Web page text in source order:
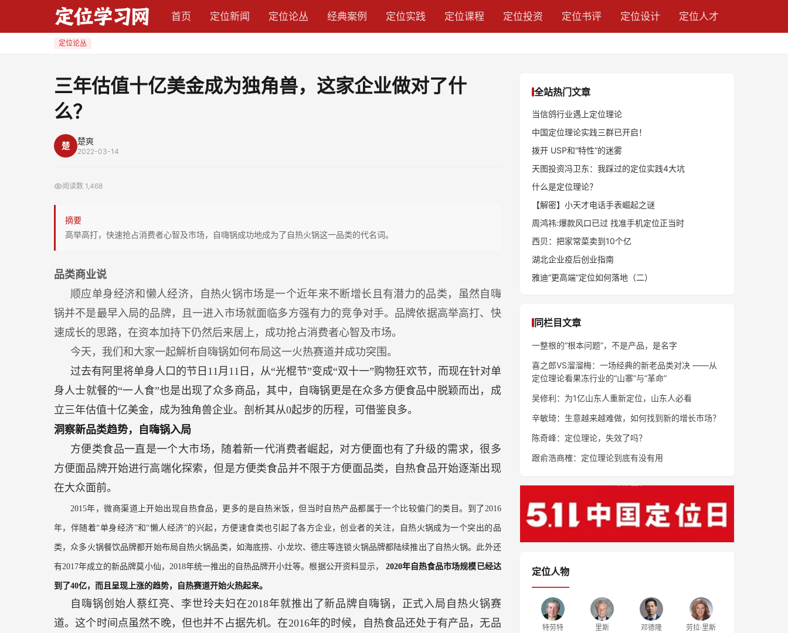
首页 定位新闻 定位论丛 经典案例 定位实践 定位课程 定位投资 定位书评 定位设计 定位人才
定位论丛
三年估值十亿美金成为独角兽，这家企业做对了什
么？
楚 楚爽
2022-03-14
阅读数 1,468
摘要
高举高打，快速抢占消费者心智及市场，自嗨锅成功地成为了自热火锅这一品类的代名词。
品类商业说
顺应单身经济和懒人经济，自热火锅市场是一个近年来不断增长且有潜力的品类，虽然自嗨
锅并不是最早入局的品牌，且一进入市场就面临多方强有力的竞争对手。品牌依据高举高打、快
速成长的思路，在资本加持下仍然后来居上，成功抢占消费者心智及市场。
今天，我们和大家一起解析自嗨锅如何布局这一火热赛道并成功突围。
过去有阿里将单身人口的节日11月11日，从“光棍节”变成“双十一”购物狂欢节，而现在针对单
身人士就餐的“一人食”也是出现了众多商品，其中，自嗨锅更是在众多方便食品中脱颖而出，成
立三年估值十亿美金，成为独角兽企业。剖析其从0起步的历程，可借鉴良多。
洞察新品类趋势，自嗨锅入局
方便类食品一直是一个大市场，随着新一代消费者崛起，对方便面也有了升级的需求，很多
方便面品牌开始进行高端化探索，但是方便类食品并不限于方便面品类，自热食品开始逐渐出现
在大众面前。
2015年，微商渠道上开始出现自热食品，更多的是自热米饭，但当时自热产品都属于一个比较偏门的类目。到了2016
年，伴随着“单身经济”和“懒人经济”的兴起，方便速食类也引起了各方企业，创业者的关注，自热火锅成为一个突出的品
类，众多火锅餐饮品牌都开始布局自热火锅品类，如海底捞、小龙坎、德庄等连锁火锅品牌都陆续推出了自热火锅。此外还
有2017年成立的新品牌莫小仙，2018年统一推出的自热品牌开小灶等。根据公开资料显示，2020年自热食品市场规模已经达
到了40亿，而且呈现上涨的趋势，自热赛道开始火热起来。
自嗨锅创始人蔡红亮、李世玲夫妇在2018年就推出了新品牌自嗨锅，正式入局自热火锅赛
道。这个时间点虽然不晚，但也并不占据先机。在2016年的时候，自热食品还处于有产品，无品
全站热门文章
当信鸽行业遇上定位理论
中国定位理论实践三群已开启！
拨开 USP和“特性”的迷雾
天图投资冯卫东：我踩过的定位实践4大坑
什么是定位理论？
【解密】小天才电话手表崛起之谜
周鸿祎:爆款风口已过 找准手机定位正当时
西贝：把家常菜卖到10个亿
湖北企业疫后创业指南
雅迪“更高端”定位如何落地（二）
同栏目文章
一整根的“根本问题”，不是产品，是名字
喜之郎VS溜溜梅：一场经典的新老品类对决 ——从
定位理论看果冻行业的“山寨”与“革命”
吴修利：为1亿山东人重新定位，山东人必看
辛敏琦：生意越来越难做，如何找到新的增长市场？
陈奇峰：定位理论，失效了吗？
跟俞浩商榷：定位理论到底有没有用
定位人物
特劳特 里斯 邓德隆 劳拉·里斯